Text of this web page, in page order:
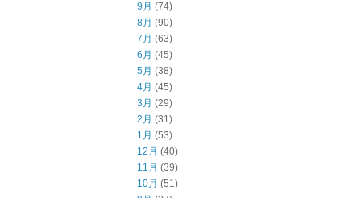
9月 (74)
8月 (90)
7月 (63)
6月 (45)
5月 (38)
4月 (45)
3月 (29)
2月 (31)
1月 (53)
12月 (40)
11月 (39)
10月 (51)